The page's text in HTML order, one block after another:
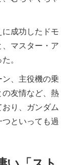
成功したドモ
マスター・ア
。
、主役機の乗
の友情など、熱
り、ガンダム
といっても過